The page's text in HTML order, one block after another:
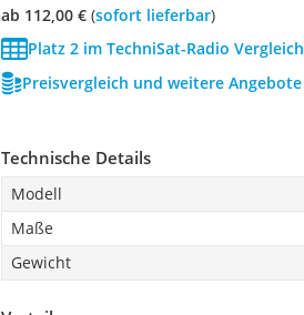
ab 112,00 €( Sofort lieferbar)
Platz 2 im TechniSat-Radio Vergleich
Preisvergleich und weitere Angebote
Technische Details
Modell
Maße
Gewicht